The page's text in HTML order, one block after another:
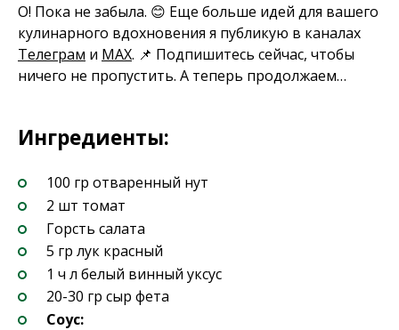
О! Пока не забыла. 😊 Еще больше идей для вашего
кулинарного вдохновения я публикую в каналах
Телеграм и MAX. 📌 Подпишитесь сейчас, чтобы
ничего не пропустить. А теперь продолжаем…
Ингредиенты:
100 гр отваренный нут
2 шт томат
Горсть салата
5 гр лук красный
1 ч л белый винный уксус
20-30 гр сыр фета
Соус: